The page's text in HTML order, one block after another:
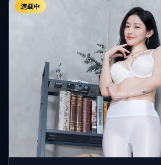
连载中